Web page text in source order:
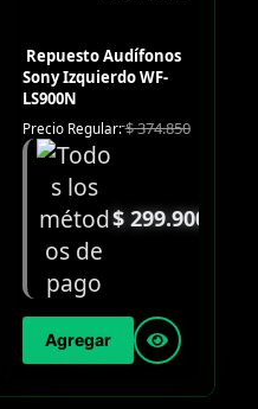
Repuesto Audífonos
Sony Izquierdo WF-
LS900N
Precio Regular:$374.850
$299.900
Agregar